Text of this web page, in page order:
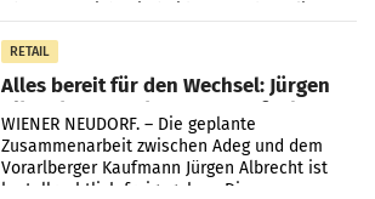
RETAIL
Alles bereit für den Wechsel: Jürgen
Albrecht setzt ab 1.1.2027 auf Adeg
WIENER NEUDORF. – Die geplante
Zusammenarbeit zwischen Adeg und dem
Vorarlberger Kaufmann Jürgen Albrecht ist
kartellrechtlich freigegeben: Die